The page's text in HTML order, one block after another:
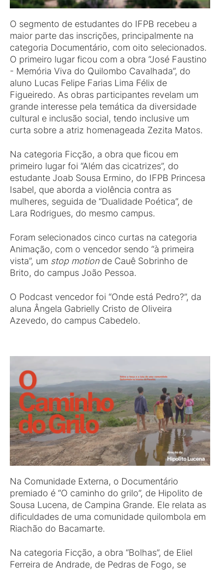
O segmento de estudantes do IFPB recebeu a
maior parte das inscrições, principalmente na
categoria Documentário, com oito selecionados.
O primeiro lugar ficou com a obra “José Faustino
- Memória Viva do Quilombo Cavalhada”, do
aluno Lucas Felipe Farias Lima Félix de
Figueiredo. As obras participantes revelam um
grande interesse pela temática da diversidade
cultural e inclusão social, tendo inclusive um
curta sobre a atriz homenageada Zezita Matos.
Na categoria Ficção, a obra que ficou em
primeiro lugar foi “Além das cicatrizes”, do
estudante Joab Sousa Ermino, do IFPB Princesa
Isabel, que aborda a violência contra as
mulheres, seguida de “Dualidade Poética”, de
Lara Rodrigues, do mesmo campus.
Foram selecionados cinco curtas na categoria
Animação, com o vencedor sendo “à primeira
vista”, um stop motionde Cauê Sobrinho de
Brito, do campus João Pessoa.
O Podcast vencedor foi “Onde está Pedro?”, da
aluna Ângela Gabrielly Cristo de Oliveira
Azevedo, do campus Cabedelo.
Na Comunidade Externa, o Documentário
premiado é “O caminho do grilo”, de Hipolito de
Sousa Lucena, de Campina Grande. Ele relata as
dificuldades de uma comunidade quilombola em
Riachão do Bacamarte.
Na categoria Ficção, a obra “Bolhas”, de Eliel
Ferreira de Andrade, de Pedras de Fogo, se